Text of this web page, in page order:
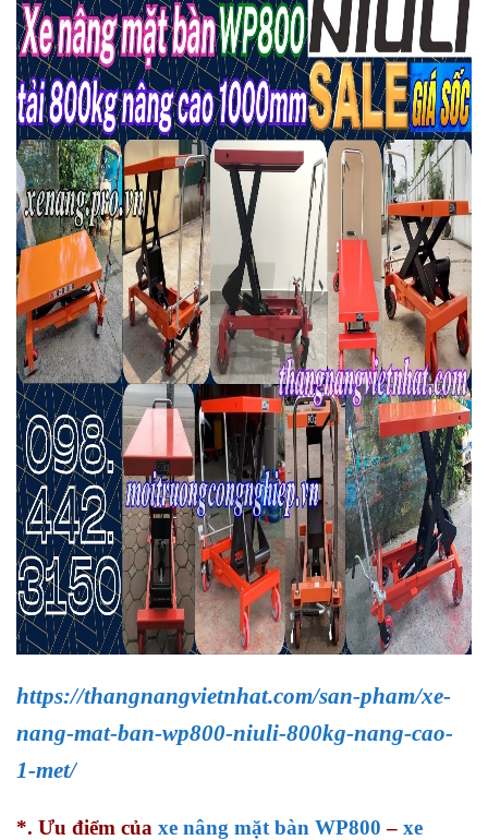
https://thangnangvietnhat.com/san-pham/xe-
nang-mat-ban-wp800-niuli-800kg-nang-cao-
1-met/
*. Ưu điểm của xe nâng mặt bàn WP800 – xe